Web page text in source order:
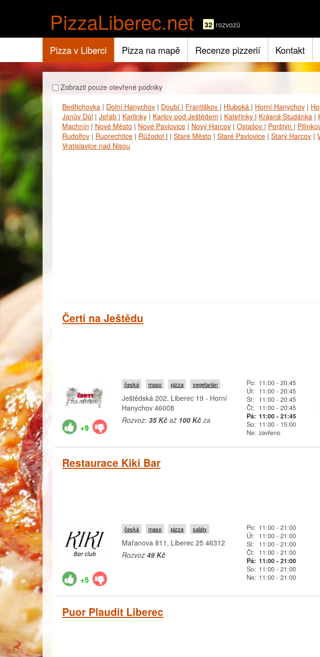
PizzaLiberec.net 32 rozvozů
Pizza v Liberci Pizza na mapě Recenze pizzerií Kontakt
Zobrazit pouze otevřené podniky
Bedřichovka | Dolní Hanychov | Doubí | Františkov | Hluboká | Horní Hanychov |
Janův Důl | Jeřáb | Karlinky | Karlov pod Ještědem | Kateřinky | Krásná Studánka |
Machnín | Nové Město | Nové Pavlovice | Nový Harcov | Ostašov | Perštýn |
Rudolfov | Ruprechtice | Růžodol I | Staré Město | Staré Pavlovice | Starý Harcov |
Vratislavice nad Nisou
Čerti na Ještědu
+9
česká maso pizza vegetarián
Ještědská 202, Liberec 19 - Horní
Hanychov 46008
Rozvoz:35 Kč až 100 Kčza
Po: 11:00- 20:45
Út: 11:00- 20:45
St:
11:00- 20:45
Čt: 11:00- 20:45
Pá: 11:00- 21:45
So: 11:00- 15:00
Ne: zavřeno
Restaurace Kiki Bar
+5
česká maso pizza saláty
Mařanova 811, Liberec 25 46312
Rozvoz 49 Kč
Po: 11:00- 21:00
Út: 11:00- 21:00
St:
11:00- 21:00
Čt: 11:00- 21:00
Pá: 11:00- 21:00
So: 11:00- 21:00
Ne: 11:00- 21:00
Puor Plaudit Liberec